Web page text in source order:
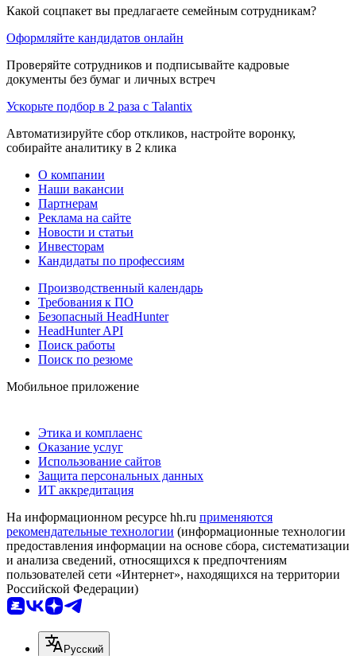
Какой соцпакет вы предлагаете семейным сотрудникам?
Оформляйте кандидатов онлайн
Проверяйте сотрудников и подписывайте кадровые
документы без бумаг и личных встреч
Ускорьте подбор в 2 раза с Talantix
Автоматизируйте сбор откликов, настройте воронку,
собирайте аналитику в 2 клика
О компании
Наши вакансии
Партнерам
Реклама на сайте
Новости и статьи
Инвесторам
Кандидаты по профессиям
Производственный календарь
Требования к ПО
Безопасный HeadHunter
HeadHunter API
Поиск работы
Поиск по резюме
Мобильное приложение
Этика и комплаенс
Оказание услуг
Использование сайтов
Защита персональных данных
ИТ аккредитация
На информационном ресурсе hh.ru применяются
рекомендательные технологии (информационные технологии
предоставления информации на основе сбора, систематизации
и анализа сведений, относящихся к предпочтениям
пользователей сети «Интернет», находящихся на территории
Российской Федерации)
Русский